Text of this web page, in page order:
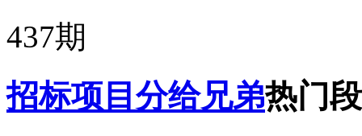
437期
招标项目分给兄弟热门